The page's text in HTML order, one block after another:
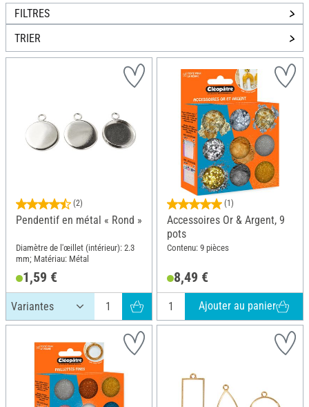
FILTRES
TRIER
(2)
Pendentif en métal « Rond »
Diamètre de l'œillet (intérieur): 2.3
mm; Matériau: Métal
1,59 €
(1)
Accessoires Or & Argent, 9
pots
Contenu: 9 pièces
8,49 €
Ajouter au panier